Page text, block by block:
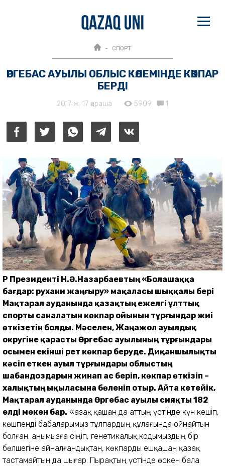
СПОРТ
ӨРГЕБАС АУЫЛЫ ОБЛЫС КӨЛЕМІНДЕ КӨКПАР
БЕРДІ
2017 ж. 17 қараша 5909 1
ҚР Президенті Н.Ә.Назарбаевтың «Болашаққа
бағдар: рухани жаңғыру» мақаласы шыққалы бері
Мақтарал ауданында қазақтың ежелгі ұлттық
спорты саналатын көкпар ойынын тұрғындар жиі
өткізетін болды. Мәселен, Жаңажол ауылдық
округіне қарасты Өргебас ауылының тұрғындары
осымен екінші рет көкпар беруде. Диқаншылықты
кәсіп еткен ауыл тұрғындары облыстың
шабандоздарын жинап ас беріп, көкпар өткізіп –
халықтың ықыласына бөленіп отыр. Айта кетейік,
Мақтарал ауданында Өргебас ауылы сияқты 182
елді мекен бар. «Қазақ қашан да аттың үстінде күн кешіп,
көшпенді бабаларымыз тұлпардың құлағында ойнайтын
болған. Қанымызға сіңіп, генетикалық кодымыздың бір
бөлшегіне айналғандықтан, көкпарды ешқашан қазақ
тастамайтын да шығар. Пырақтың үстінде өскен бала